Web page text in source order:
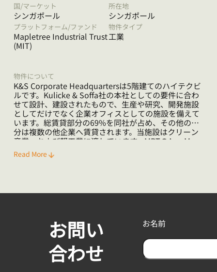
国/マーケット
シンガポール
所在地
シンガポール
プラットフォーム/ファンド
Mapletree Industrial Trust
(MIT)
物件タイプ
工業
物件について
K&S Corporate Headquartersは5階建てのハイテクビ
ルです。Kulicke & Soffa社の本社としての要件に合わ
せて設計、建設されたもので、生産や研究、開発施設
としてだけでなく企業オフィスとしての施設を備えて
います。総賃貸部分の69%を同社が占め、その他の部
分は複数の他企業へ賃貸されます。当施設はクリーン
産業、および軽工業に適しています。MRTのAng Mo
Kio駅が近く、またCTEやSLEといった主要高速道路の
利用が便利です。
Read More
お問い
合わせ
お名前